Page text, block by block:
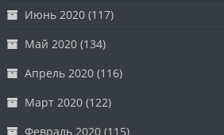
Июнь 2020 (117)
Май 2020 (134)
Апрель 2020 (116)
Март 2020 (122)
Февраль 2020 (115)